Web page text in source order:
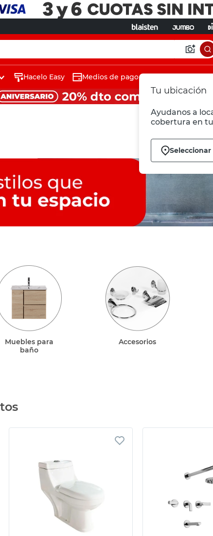
Tu ubicación
Ayudanos a
cobertura en
Hacelo Easy Medios de pago
Muebles para
baño
Accesorios
Vista rápida